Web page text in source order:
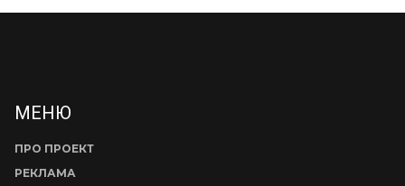
МЕНЮ
ПРО ПРОЕКТ
РЕКЛАМА